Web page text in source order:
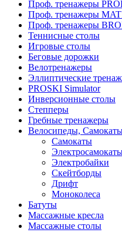
Проф. тренажеры
Проф. тренажеры
Проф. тренажеры
Теннисные столы
Игровые столы
Беговые дорожки
Велотренажеры
Эллиптические
PROSKI Simulator
Инверсионные столы
Степперы
Гребные тренажеры
Велосипеды,
Самокаты
Электробайки
Скейтборды
Дрифт
Моноколеса
Батуты
Массажные кресла
Массажные столы